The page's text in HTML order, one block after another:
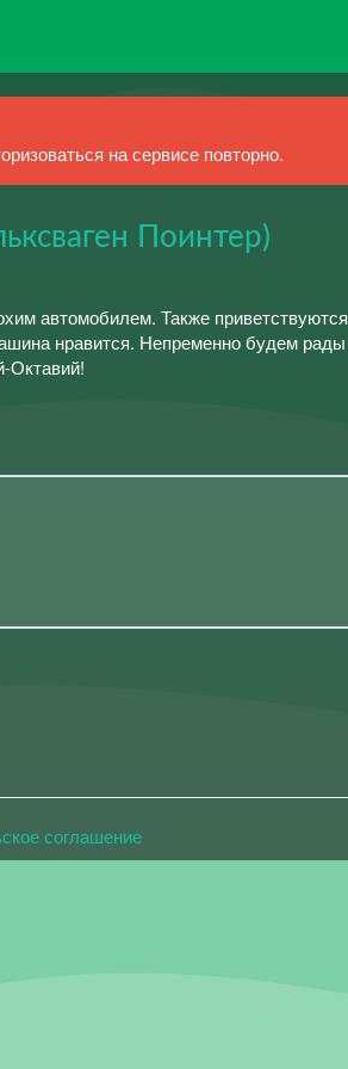
на сервисе повторно.
Поинтер)
автомобилем. Также приветствуются
нравится. Непременно будем рады
Октавий!
соглашение